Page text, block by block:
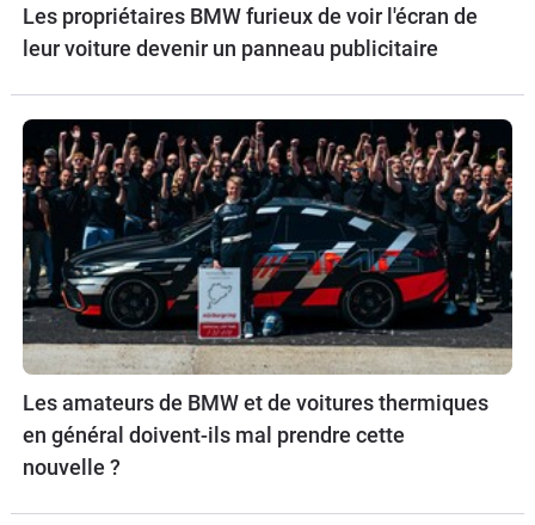
Les propriétaires BMW furieux de voir l'écran de
leur voiture devenir un panneau publicitaire
Les amateurs de BMW et de voitures thermiques
en général doivent-ils mal prendre cette
nouvelle ?